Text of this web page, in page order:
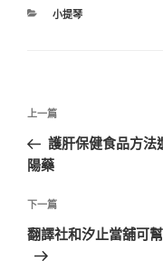
分
小提琴
文
導
覽
上
一
篇
章
上一篇
護肝保健食品方法
陽藥
下
一
篇
下一篇
翻譯社和汐止當舖可